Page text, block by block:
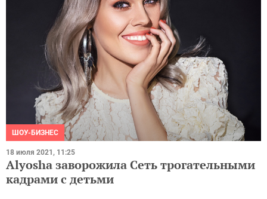
ШОУ-БИЗНЕС
18 июля 2021, 11:25
Alyosha заворожила Сеть трогательными
кадрами с детьми